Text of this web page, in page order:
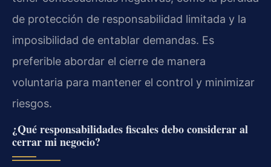
de protección de responsabilidad limitada y la
imposibilidad de entablar demandas. Es
preferible abordar el cierre de manera
voluntaria para mantener el control y minimizar
riesgos.
¿Qué responsabilidades fiscales debo considerar al
cerrar mi negocio?